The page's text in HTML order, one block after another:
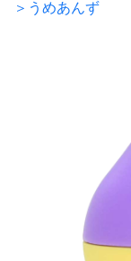
＞うめあんず